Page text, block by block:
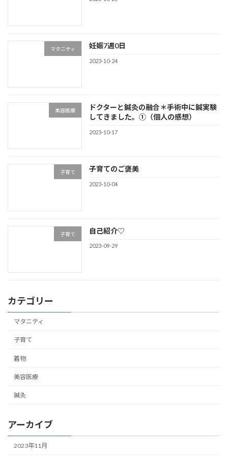
マタニティ 妊娠7週0日
2023-10-24
美容医療
ドクターと鍼灸の融合＊手術中に鍼実験
してきました。①（個人の感想）
2023-10-17
子育て 子育てのご褒美
2023-10-04
子育て 自己紹介♡
2023-09-29
カテゴリー
マタニティ
子育て
着物
美容医療
鍼灸
アーカイブ
2023年11月